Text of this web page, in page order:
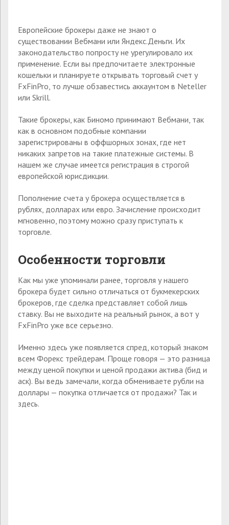
Европейские брокеры даже не знают о
существовании Вебмани или Яндекс.Деньги. Их
законодательство попросту не урегулировало их
применение. Если вы предпочитаете электронные
кошельки и планируете открывать торговый счет у
FxFinPro, то лучше обзавестись аккаунтом в Neteller
или Skrill.
Такие брокеры, как Биномо принимают Вебмани, так
как в основном подобные компании
зарегистрированы в оффшорных зонах, где нет
никаких запретов на такие платежные системы. В
нашем же случае имеется регистрация в строгой
европейской юрисдикции.
Пополнение счета у брокера осуществляется в
рублях, долларах или евро. Зачисление происходит
мгновенно, поэтому можно сразу приступать к
торговле.
Особенности торговли
Как мы уже упоминали ранее, торговля у нашего
брокера будет сильно отличаться от букмекерских
брокеров, где сделка представляет собой лишь
ставку. Вы не выходите на реальный рынок, а вот у
FxFinPro уже все серьезно.
Именно здесь уже появляется спред, который знаком
всем Форекс трейдерам. Проще говоря — это разница
между ценой покупки и ценой продажи актива (бид и
аск). Вы ведь замечали, когда обмениваете рубли на
доллары — покупка отличается от продажи? Так и
здесь.